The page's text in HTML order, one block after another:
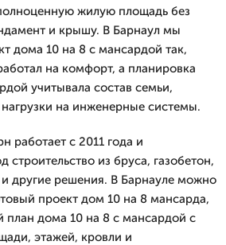
жилую площадь без
и крышу. В Барнаул мы
дома 10 на 8 с мансардой так,
на комфорт, а планировка
учитывала состав семьи,
на инженерные системы.
работает с 2011 года и
строительство из бруса, газобетон,
другие решения. В Барнауле можно
проект дом 10 на 8 мансарда,
план дома 10 на 8 с мансардой с
этажей, кровли и